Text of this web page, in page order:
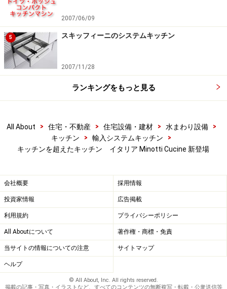
2007/06/09
5 スキッフィーニのシステムキッチン
2007/11/28
ランキングをもっと見る
All About > 住宅・不動産 > 住宅設備・建材 > 水まわり設備
>
キッチン
> 輸入システムキッチン
>
キッチンを超えたキッチン イタリア Minotti Cucine 新登場
会社概要 採用情報
投資家情報 広告掲載
利用規約 プライバシーポリシー
All Aboutについて 著作権・商標・免責
当サイトの情報についての注意 サイトマップ
ヘルプ
© All About, Inc. All rights reserved.
掲載の記事・写真・イラストなど、すべてのコンテンツの無断複写・転載・公衆送信等